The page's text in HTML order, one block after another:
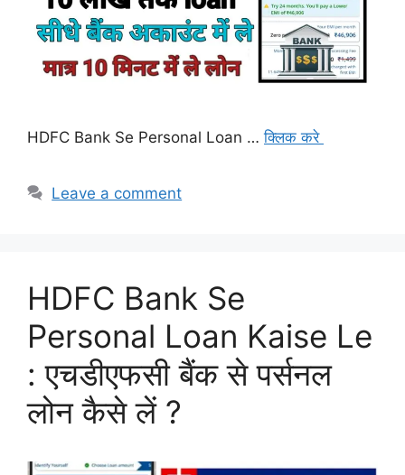
HDFC Bank Se Personal Loan …क्लिक करे
Leave a comment
HDFC Bank Se
Personal Loan Kaise Le
: एचडीएफसी बैंक से पर्सनल
लोन कैसे लें ?